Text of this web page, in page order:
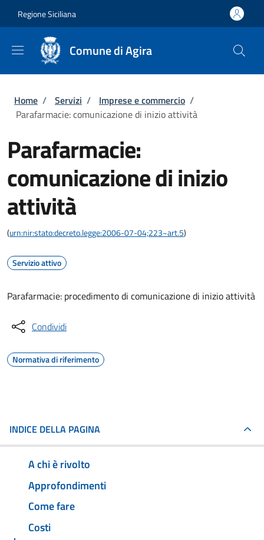
Regione Siciliana
Comune di Agira
Briciole di pane
Home / Servizi / Imprese e commercio /
Parafarmacie: comunicazione di inizio attività
Parafarmacie:
comunicazione di inizio
attività
(urn:nir:stato:decreto.legge:2006-07-04;223~art.5)
Servizio attivo
Parafarmacie: procedimento di comunicazione di inizio attività
Condividi
Normativa di riferimento
INDICE DELLA PAGINA
A chi è rivolto
Approfondimenti
Come fare
Costi